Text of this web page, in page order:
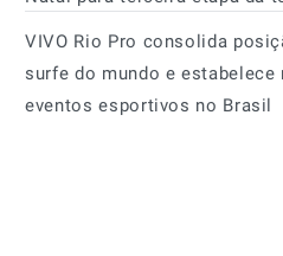
VIVO Rio Pro consolida
surfe do mundo e estabelece
eventos esportivos no Brasil